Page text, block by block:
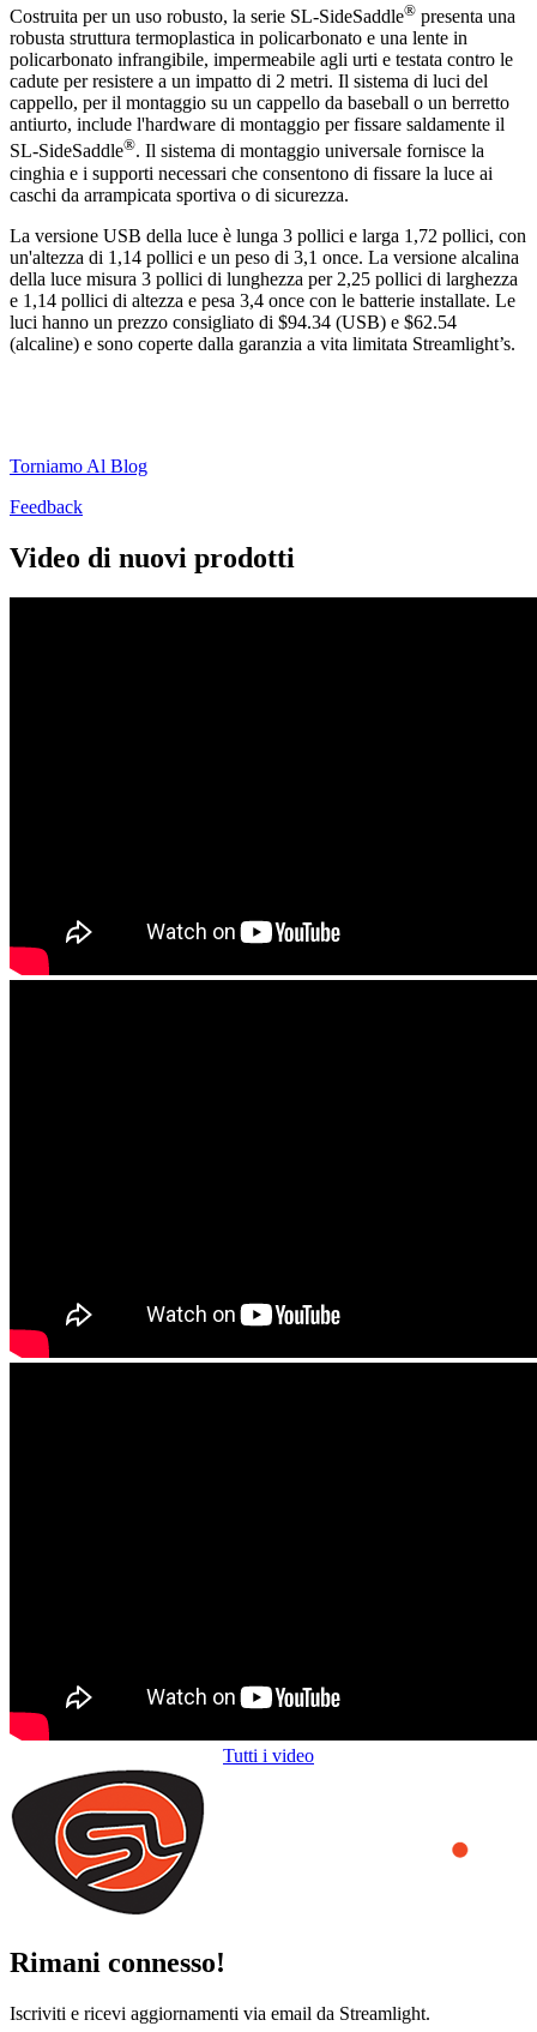
Costruita per un uso robusto, la serie SL-SideSaddle® presenta una
robusta struttura termoplastica in policarbonato e una lente in
policarbonato infrangibile, impermeabile agli urti e testata contro le
cadute per resistere a un impatto di 2 metri. Il sistema di luci del
cappello, per il montaggio su un cappello da baseball o un berretto
antiurto, include l'hardware di montaggio per fissare saldamente il
SL-SideSaddle®. Il sistema di montaggio universale fornisce la
cinghia e i supporti necessari che consentono di fissare la luce ai
caschi da arrampicata sportiva o di sicurezza.
La versione USB della luce è lunga 3 pollici e larga 1,72 pollici, con
un'altezza di 1,14 pollici e un peso di 3,1 once. La versione alcalina
della luce misura 3 pollici di lunghezza per 2,25 pollici di larghezza
e 1,14 pollici di altezza e pesa 3,4 once con le batterie installate. Le
luci hanno un prezzo consigliato di $94.34 (USB) e $62.54
(alcaline) e sono coperte dalla garanzia a vita limitata Streamlight’s.
Torniamo Al Blog
Feedback
Video di nuovi prodotti
Tutti i video
Rimani connesso!
Iscriviti e ricevi aggiornamenti via email da Streamlight.